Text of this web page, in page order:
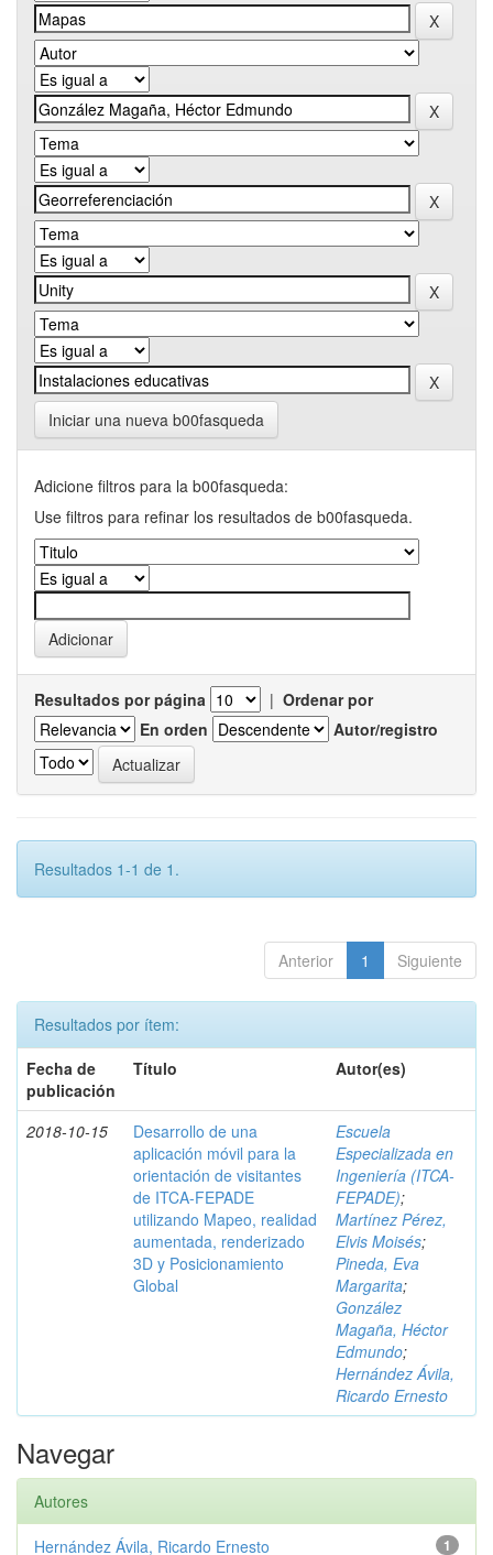
Iniciar una nueva b00fasqueda
Adicione filtros para la b00fasqueda:
Use filtros para refinar los resultados de b00fasqueda.
Resultados por página | Ordenar por
En orden
Autor/registro
Resultados 1-1 de 1.
Anterior 1 Siguiente
Resultados por ítem:
Fecha de
publicación
Título Autor(es)
2018-10-15
Desarrollo de una
aplicación móvil para la
orientación de visitantes
de ITCA-FEPADE
utilizando Mapeo, realidad
aumentada, renderizado
3D y Posicionamiento
Global
Escuela
Especializada en
Ingeniería (ITCA-
FEPADE);
Martínez Pérez,
Elvis Moisés;
Pineda, Eva
Margarita;
González
Magaña, Héctor
Edmundo;
Hernández Ávila,
Ricardo Ernesto
Navegar
Autores
1
Hernández Ávila, Ricardo Ernesto